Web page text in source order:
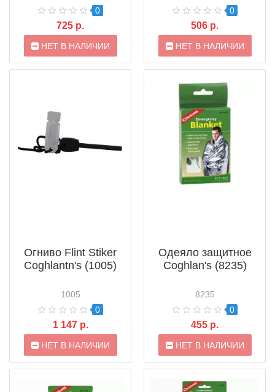
0
725 р.
НЕТ В НАЛИЧИИ
0
506 р.
НЕТ В НАЛИЧИИ
Огниво Flint Stiker
Coghlantn's (1005)
1005
0
1 147 р.
НЕТ В НАЛИЧИИ
Одеяло защитное
Coghlan's (8235)
8235
0
455 р.
НЕТ В НАЛИЧИИ